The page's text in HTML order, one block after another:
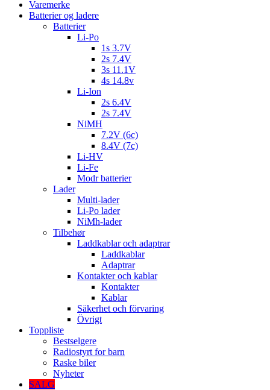
Varemerke
Batterier og ladere
Batterier
Li-Po
1s 3.7V
2s 7.4V
3s 11.1V
4s 14.8v
Li-Ion
2s 6.4V
2s 7.4V
NiMH
7.2V (6c)
8.4V (7c)
Li-HV
Li-Fe
Modr batterier
Lader
Multi-lader
Li-Po lader
NiMh-lader
Tilbehør
Laddkablar och adaptrar
Laddkablar
Adaptrar
Kontakter och kablar
Kontakter
Kablar
Säkerhet och förvaring
Övrigt
Toppliste
Bestselgere
Radiostyrt for barn
Raske biler
Nyheter
SALG